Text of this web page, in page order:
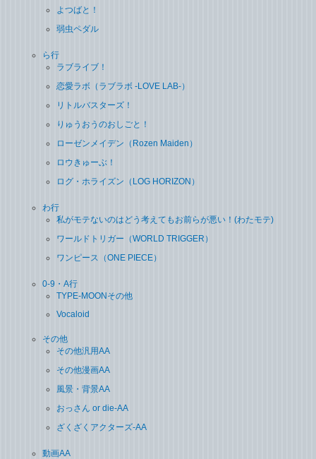
よつばと！
弱虫ペダル
ら行
ラブライブ！
恋愛ラボ（ラブラボ ‐LOVE LAB‐）
リトルバスターズ！
りゅうおうのおしごと！
ローゼンメイデン（Rozen Maiden）
ロウきゅーぶ！
ログ・ホライズン（LOG HORIZON）
わ行
私がモテないのはどう考えてもお前らが悪い！(わたモテ)
ワールドトリガー（WORLD TRIGGER）
ワンピース（ONE PIECE）
0-9・A行
TYPE-MOONその他
Vocaloid
その他
その他汎用AA
その他漫画AA
風景・背景AA
おっさん or die-AA
ざくざくアクターズ-AA
動画AA